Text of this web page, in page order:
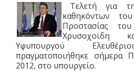
Τελετή για
καθηκόντων
Προστασίας
Χρυσοχοϊδη
Υφυπουργού
πραγματοποιήθηκε σήμερα
2012, στο υπουργείο.